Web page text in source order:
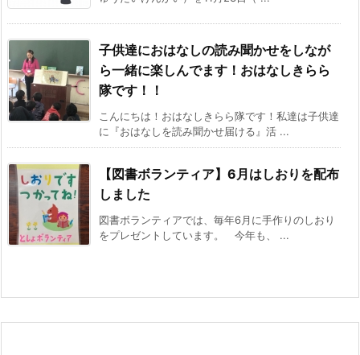
子供達におはなしの読み聞かせをしなが
ら一緒に楽しんでます！おはなしきらら
隊です！！
こんにちは！おはなしきらら隊です！私達は子供達
に『おはなしを読み聞かせ届ける』活 ...
【図書ボランティア】6月はしおりを配布
しました
図書ボランティアでは、毎年6月に手作りのしおり
をプレゼントしています。 今年も、 ...